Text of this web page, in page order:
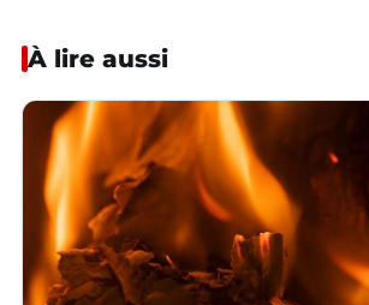
À lire aussi